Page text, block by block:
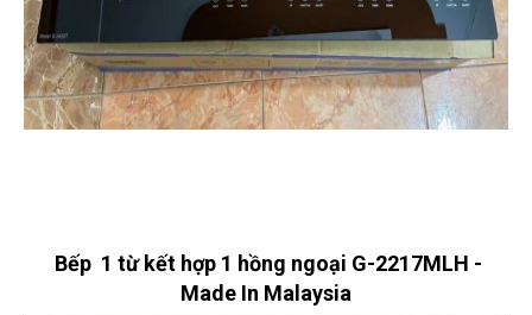
Bếp 1 từ kết hợp 1 hồng ngoại G-2217MLH -
Made In Malaysia